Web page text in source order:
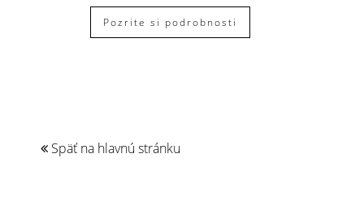
Pozrite si podrobnosti
Späť na hlavnú stránku